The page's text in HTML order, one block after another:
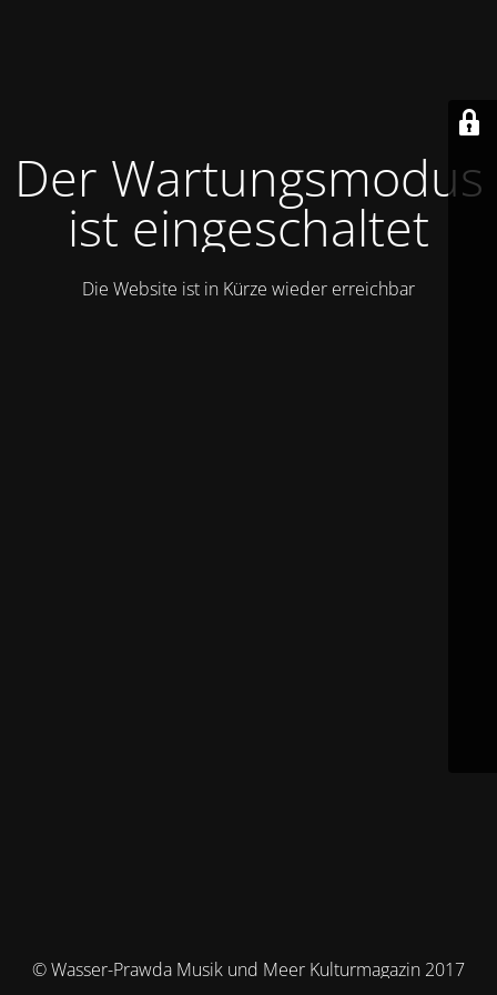
Der Wartungsmodus
ist eingeschaltet
Die Website ist in Kürze wieder erreichbar
© Wasser-Prawda Musik und Meer Kulturmagazin 2017